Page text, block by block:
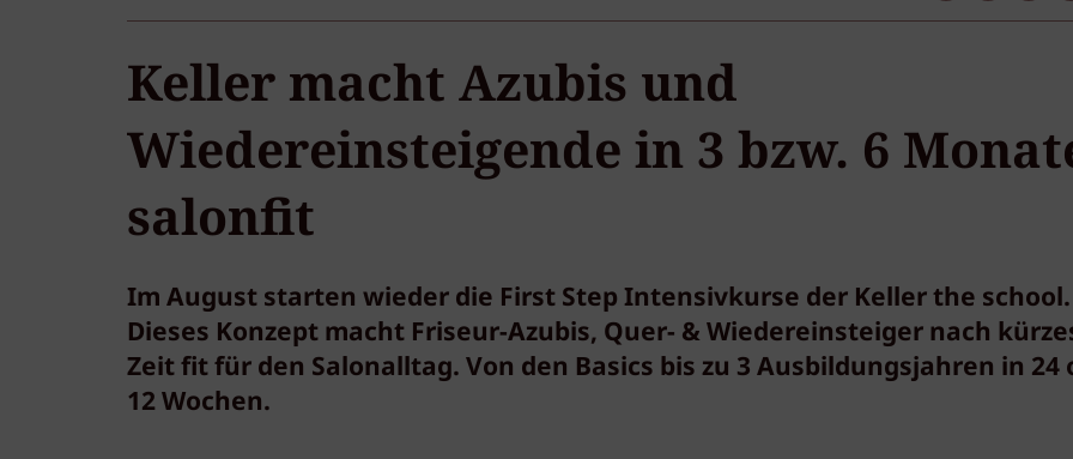
Keller macht Azubis und
Wiedereinsteigende in 3 bzw. 6
salonfit
Im August starten wieder die First Step Intensivkurse der Keller the school.
Dieses Konzept macht Friseur-Azubis, Quer- & Wiedereinsteiger nach
Zeit fit für den Salonalltag. Von den Basics bis zu 3 Ausbildungsjahren in 24
12 Wochen.